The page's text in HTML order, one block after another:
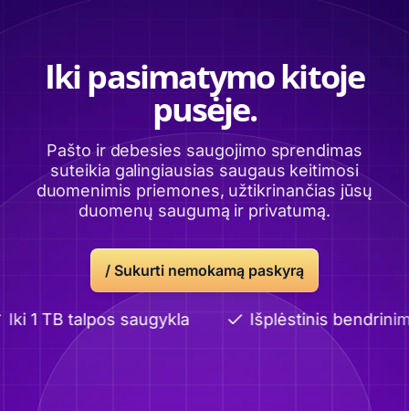
Iki pasimatymo kitoje
pusėje.
Pašto ir debesies saugojimo sprendimas
suteikia galingiausias saugaus keitimosi
duomenimis priemones, užtikrinančias jūsų
duomenų saugumą ir privatumą.
/ Sukurti nemokamą paskyrą
1 TB talpos saugykla Išplėstinis